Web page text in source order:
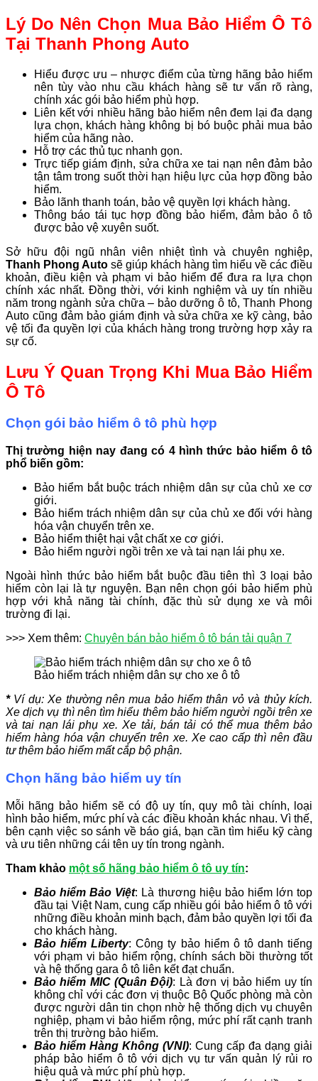
Lý Do Nên Chọn Mua Bảo Hiểm Ô Tô
Tại Thanh Phong Auto
Hiểu được ưu – nhược điểm của từng hãng bảo hiểm
nên tùy vào nhu cầu khách hàng sẽ tư vấn rõ ràng,
chính xác gói bảo hiểm phù hợp.
Liên kết với nhiều hãng bảo hiểm nên đem lại đa dạng
lựa chọn, khách hàng không bị bó buộc phải mua bảo
hiểm của hãng nào.
Hỗ trợ các thủ tục nhanh gọn.
Trực tiếp giám định, sửa chữa xe tai nạn nên đảm bảo
tận tâm trong suốt thời hạn hiệu lực của hợp đồng bảo
hiểm.
Bảo lãnh thanh toán, bảo vệ quyền lợi khách hàng.
Thông báo tái tục hợp đồng bảo hiểm, đảm bảo ô tô
được bảo vệ xuyên suốt.
Sở hữu đội ngũ nhân viên nhiệt tình và chuyên nghiệp,
Thanh Phong Auto sẽ giúp khách hàng tìm hiểu về các điều
khoản, điều kiện và phạm vi bảo hiểm để đưa ra lựa chọn
chính xác nhất. Đồng thời, với kinh nghiệm và uy tín nhiều
năm trong ngành sửa chữa – bảo dưỡng ô tô, Thanh Phong
Auto cũng đảm bảo giám định và sửa chữa xe kỹ càng, bảo
vệ tối đa quyền lợi của khách hàng trong trường hợp xảy ra
sự cố.
Lưu Ý Quan Trọng Khi Mua Bảo Hiểm
Ô Tô
Chọn gói bảo hiểm ô tô phù hợp
Thị trường hiện nay đang có 4 hình thức bảo hiểm ô tô
phổ biến gồm:
Bảo hiểm bắt buộc trách nhiệm dân sự của chủ xe cơ
giới.
Bảo hiểm trách nhiệm dân sự của chủ xe đối với hàng
hóa vận chuyển trên xe.
Bảo hiểm thiệt hại vật chất xe cơ giới.
Bảo hiểm người ngồi trên xe và tai nạn lái phụ xe.
Ngoài hình thức bảo hiểm bắt buộc đầu tiên thì 3 loại bảo
hiểm còn lại là tự nguyện. Bạn nên chọn gói bảo hiểm phù
hợp với khả năng tài chính, đặc thù sử dụng xe và môi
trường đi lại.
>>> Xem thêm: Chuyên bán bảo hiểm ô tô bán tải quận 7
Bảo hiểm trách nhiệm dân sự cho xe ô tô
*Ví dụ: Xe thường nên mua bảo hiểm thân vỏ và thủy kích.
Xe dịch vụ thì nên tìm hiểu thêm bảo hiểm người ngồi trên xe
và tai nạn lái phụ xe. Xe tải, bán tải có thể mua thêm bảo
hiểm hàng hóa vận chuyển trên xe. Xe cao cấp thì nên đầu
tư thêm bảo hiểm mất cắp bộ phận.
Chọn hãng bảo hiểm uy tín
Mỗi hãng bảo hiểm sẽ có độ uy tín, quy mô tài chính, loại
hình bảo hiểm, mức phí và các điều khoản khác nhau. Vì thế,
bên cạnh việc so sánh về báo giá, bạn cần tìm hiểu kỹ càng
và ưu tiên những cái tên uy tín trong ngành.
Tham khảo một số hãng bảo hiểm ô tô uy tín:
Bảo hiểm Bảo Việt: Là thương hiệu bảo hiểm lớn top
đầu tại Việt Nam, cung cấp nhiều gói bảo hiểm ô tô với
những điều khoản minh bạch, đảm bảo quyền lợi tối đa
cho khách hàng.
Bảo hiểm Liberty: Công ty bảo hiểm ô tô danh tiếng
với phạm vi bảo hiểm rộng, chính sách bồi thường tốt
và hệ thống gara ô tô liên kết đạt chuẩn.
Bảo hiểm MIC (Quân Đội): Là đơn vị bảo hiểm uy tín
không chỉ với các đơn vị thuộc Bộ Quốc phòng mà còn
được người dân tin chọn nhờ hệ thống dịch vụ chuyên
nghiệp, phạm vi bảo hiểm rộng, mức phí rất cạnh tranh
trên thị trường bảo hiểm.
Bảo hiểm Hàng Không (VNI): Cung cấp đa dạng giải
pháp bảo hiểm ô tô với dịch vụ tư vấn quản lý rủi ro
hiệu quả và mức phí phù hợp.